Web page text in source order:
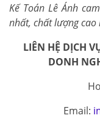
Kế Toán Lê Ánh
nhất, chất lượng
LIÊN HỆ DỊCH
DONH
Email: